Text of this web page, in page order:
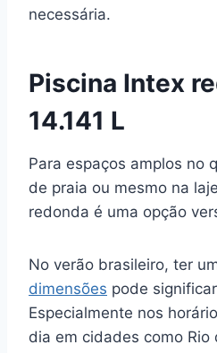
necessária.
Piscina Intex
14.141 L
Para espaços amplos no
de praia ou mesmo na
redonda é uma opção
No verão brasileiro, ter
dimensões pode
Especialmente nos
dia em cidades como Rio